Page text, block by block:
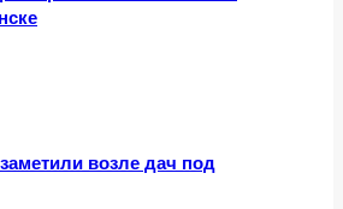
возле дач под